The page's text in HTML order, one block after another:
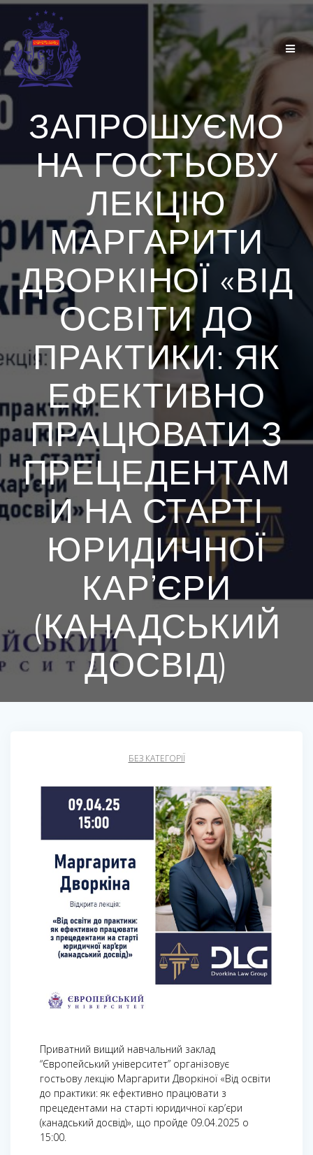
Перейти
до
вмісту
ЗАПРОШУЄМО
НА ГОСТЬОВУ
ЛЕКЦІЮ
МАРГАРИТИ
ДВОРКІНОЇ «ВІД
ОСВІТИ ДО
ПРАКТИКИ: ЯК
ЕФЕКТИВНО
ПРАЦЮВАТИ З
ПРЕЦЕДЕНТАМ
И НА СТАРТІ
ЮРИДИЧНОЇ
КАР’ЄРИ
(КАНАДСЬКИЙ
ДОСВІД)
БЕЗ КАТЕГОРІЇ
Приватний вищий навчальний заклад
“Європейський університет” організовує
гостьову лекцію Маргарити Дворкіної «Від освіти
до практики: як ефективно працювати з
прецедентами на старті юридичної кар’єри
(канадський досвід)», що пройде 09.04.2025 о
15:00.